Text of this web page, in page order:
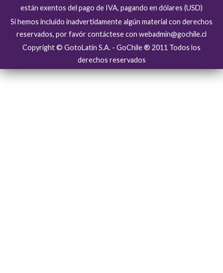
están exentos del pago de IVA, pagando en dólares (USD)
Si hemos incluído inadvertidamente algún material con derechos
reservados, por favór contáctese con webadmin@gochile.cl
Copyright © GotoLatin S.A. - GoChile ® 2011 Todos los
derechos reservados